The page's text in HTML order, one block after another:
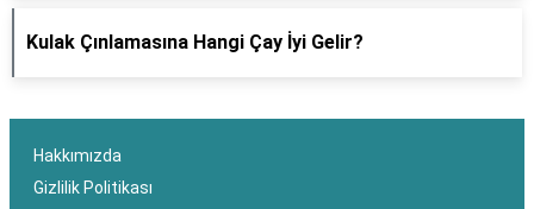
Kulak Çınlamasına Hangi Çay İyi Gelir?
Hakkımızda
Gizlilik Politikası